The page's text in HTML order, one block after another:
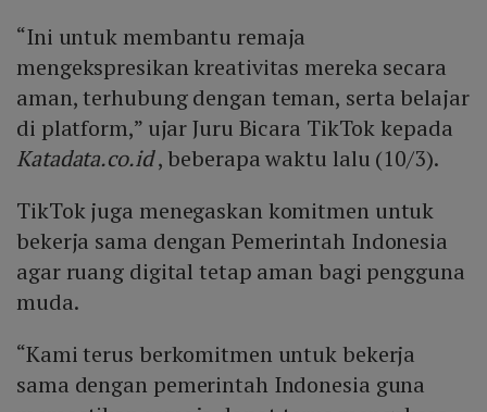
“Ini untuk membantu remaja
mengekspresikan kreativitas mereka secara
aman, terhubung dengan teman, serta belajar
di platform,” ujar Juru Bicara TikTok kepada
Katadata.co.id, beberapa waktu lalu (10/3).
TikTok juga menegaskan komitmen untuk
bekerja sama dengan Pemerintah Indonesia
agar ruang digital tetap aman bagi pengguna
muda.
“Kami terus berkomitmen untuk bekerja
sama dengan pemerintah Indonesia guna